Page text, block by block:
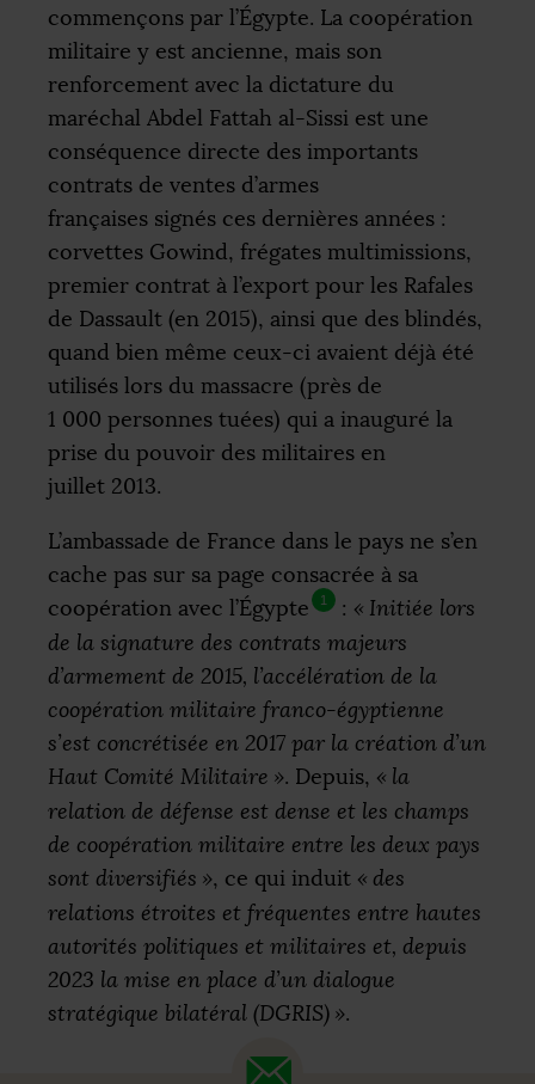
commençons par l’Égypte. La coopération
militaire y est ancienne, mais son
renforcement avec la dictature du
maréchal Abdel Fattah al-Sissi est une
conséquence directe des importants
contrats de ventes d’armes
françaises signés ces dernières années :
corvettes Gowind, frégates multimissions,
premier contrat à l’export pour les Rafales
de Dassault (en 2015), ainsi que des blindés,
quand bien même ceux-ci avaient déjà été
utilisés lors du massacre (près de
1 000 personnes tuées) qui a inauguré la
prise du pouvoir des militaires en
juillet 2013.
L’ambassade de France dans le pays ne s’en
cache pas sur sa page consacrée à sa
coopération avec l’Égypte
1 : « Initiée lors
de la signature des contrats majeurs
d’armement de 2015, l’accélération de la
coopération militaire franco-égyptienne
s’est concrétisée en 2017 par la création d’un
Haut Comité Militaire ». Depuis, « la
relation de défense est dense et les champs
de coopération militaire entre les deux pays
sont diversifiés », ce qui induit « des
relations étroites et fréquentes entre hautes
autorités politiques et militaires et, depuis
2023 la mise en place d’un dialogue
stratégique bilatéral (DGRIS) ».